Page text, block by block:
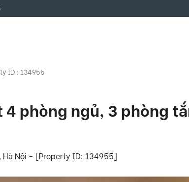
ID : 134955
4 phòng ngủ, 3 phòng
Hà Nội - [Property ID: 134955]